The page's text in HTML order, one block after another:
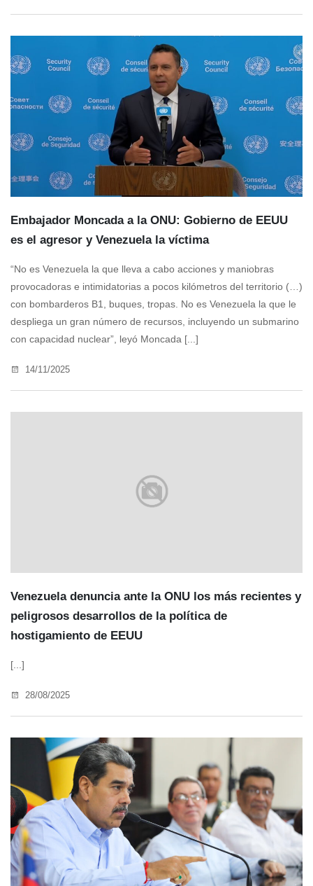
Embajador Moncada a la ONU: Gobierno de EEUU
es el agresor y Venezuela la víctima
“No es Venezuela la que lleva a cabo acciones y maniobras
provocadoras e intimidatorias a pocos kilómetros del territorio (…)
con bombarderos B1, buques, tropas. No es Venezuela la que le
despliega un gran número de recursos, incluyendo un submarino
con capacidad nuclear”, leyó Moncada [...]
14/11/2025
Venezuela denuncia ante la ONU los más recientes y
peligrosos desarrollos de la política de
hostigamiento de EEUU
[...]
28/08/2025